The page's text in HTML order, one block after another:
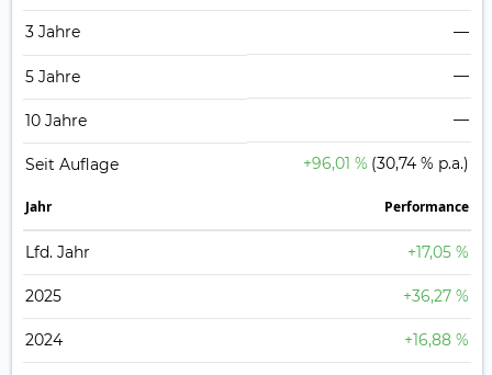
3 Jahre —
5 Jahre —
10 Jahre —
Seit Auflage +96,01 % (30,74 % p.a.)
Jahr Perfor­mance
Lfd. Jahr +17,05 %
2025 +36,27 %
2024 +16,88 %